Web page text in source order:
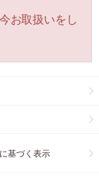
お取扱いをし
基づく表示